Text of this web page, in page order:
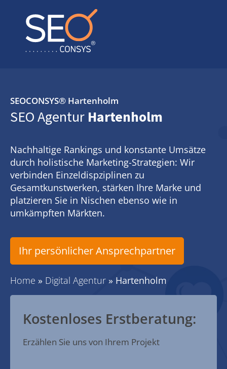
SEOCONSYS® Hartenholm
SEO Agentur Hartenholm
Nachhaltige Rankings und konstante Umsätze
durch holistische Marketing-Strategien: Wir
verbinden Einzeldispziplinen zu
Gesamtkunstwerken, stärken Ihre Marke und
platzieren Sie in Nischen ebenso wie in
umkämpften Märkten.
Ihr persönlicher Ansprechpartner
Home » Digital Agentur » Hartenholm
Kostenloses Erstberatung:
Erzählen Sie uns von Ihrem Projekt